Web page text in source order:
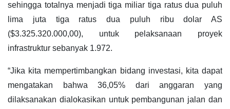
sehingga totalnya menjadi tiga miliar tiga ratus dua puluh
lima juta tiga ratus dua puluh ribu dolar AS
($3.325.320.000,00), untuk pelaksanaan proyek
infrastruktur sebanyak 1.972.
“Jika kita mempertimbangkan bidang investasi, kita dapat
mengatakan bahwa 36,05% dari anggaran yang
dilaksanakan dialokasikan untuk pembangunan jalan dan